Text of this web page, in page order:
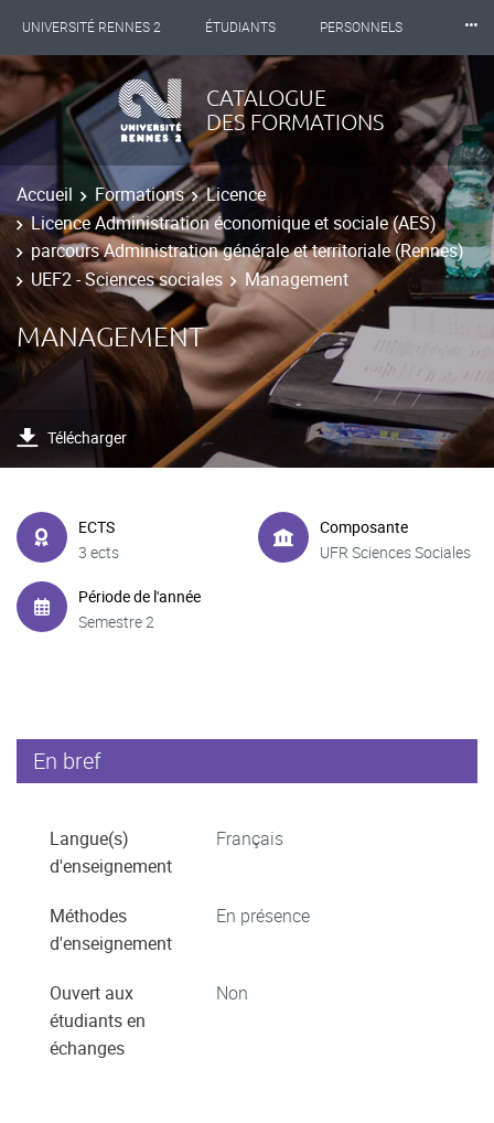
UNIVERSITÉ RENNES 2 ÉTUDIANTS PERSONNELS
INTERNATIONAL PROFESSIONNELS BIBLIOTHÈQUES
LES NOUVELLES DE RENNES 2
⸱⸱⸱
CATALOGUE
DES FORMATIONS
Accueil Formations
Licence
Licence Administration économique et sociale (AES)
parcours Administration générale et territoriale (Rennes)
UEF2 - Sciences sociales
Management
MANAGEMENT
Télécharger
ECTS
3 ects
Composante
UFR Sciences Sociales
Période de l'année
Semestre 2
En bref
Langue(s)
d'enseignement
Français
Méthodes
d'enseignement
En présence
Ouvert aux
étudiants en
échanges
Non